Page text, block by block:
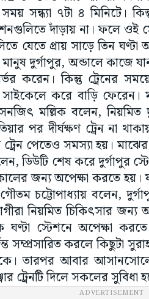
সময় সন্ধ্যা ৭টা ৪ মিনিটে।
দাঁড়ায় না। ফলে ওই
যেতে প্রায় সাড়ে তিন
দুর্গাপুর, অন্ডালে কাজে
করেন। কিন্তু ট্রেনের
করে বাড়ি ফেরেন।
মল্লিক বলেন,
পর দীর্ঘক্ষণ ট্রেন না
ট্রেন পেতেও সমস্যা হয়।
ডিউটি শেষ করে দুর্গাপুর
জন্য অপেক্ষা করতে হয়।
গৌতম চট্টোপাধ্যায় বলেন,
নিয়মিত চিকিৎসার
স্টেশনে অপেক্ষা করতে
সম্প্রসারিত করলে কিছুটা
তারপর আবার
ট্রেনটি দিলে সকলের সুবিধা
ADVERTISEMENT